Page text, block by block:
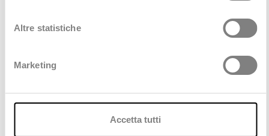
Altre statistiche
Marketing
Accetta tutti
TUTTI